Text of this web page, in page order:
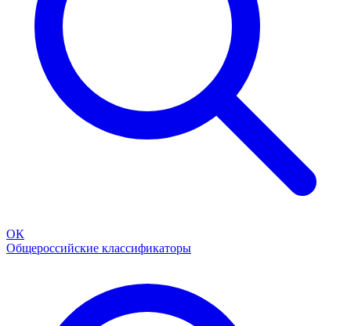
ОК
Общероссийские классификаторы